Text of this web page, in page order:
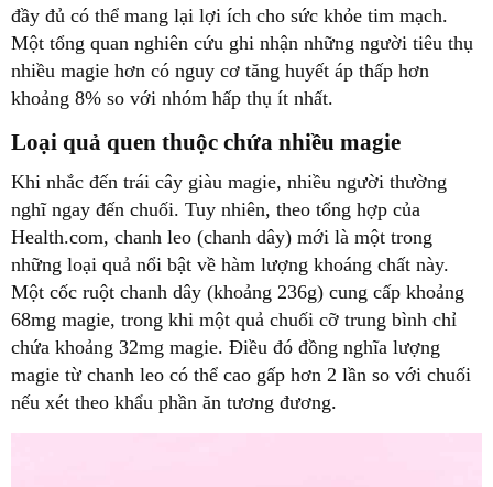
đầy đủ có thể mang lại lợi ích cho sức khỏe tim mạch.
Một tổng quan nghiên cứu ghi nhận những người tiêu thụ
nhiều magie hơn có nguy cơ tăng huyết áp thấp hơn
khoảng 8% so với nhóm hấp thụ ít nhất.
Loại quả quen thuộc chứa nhiều magie
Khi nhắc đến trái cây giàu magie, nhiều người thường
nghĩ ngay đến chuối. Tuy nhiên, theo tổng hợp của
Health.com, chanh leo (chanh dây) mới là một trong
những loại quả nổi bật về hàm lượng khoáng chất này.
Một cốc ruột chanh dây (khoảng 236g) cung cấp khoảng
68mg magie, trong khi một quả chuối cỡ trung bình chỉ
chứa khoảng 32mg magie. Điều đó đồng nghĩa lượng
magie từ chanh leo có thể cao gấp hơn 2 lần so với chuối
nếu xét theo khẩu phần ăn tương đương.